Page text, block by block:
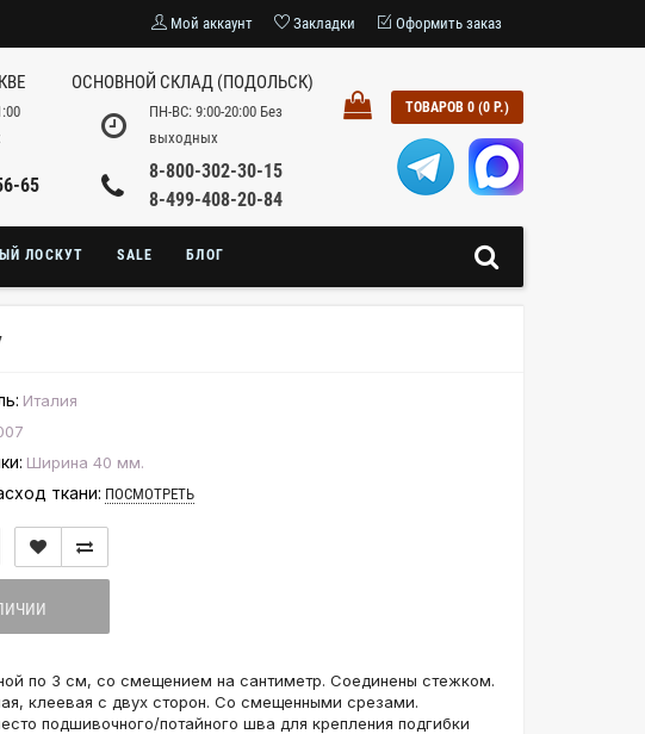
Мой аккаунт Закладки Оформить заказ
65
ОСНОВНОЙ СКЛАД (ПОДОЛЬСК)
ПН-ВС: 9:00-20:00 Без
выходных
8-800-302-30-15
8-499-408-20-84
ТОВАРОВ 0 (0 Р.)
ЛОСКУТ SALE БЛОГ
Италия
Ширина 40 мм.
ткани: ПОСМОТРЕТЬ
по 3 см, со смещением на сантиметр. Соединены стежком.
клеевая с двух сторон. Со смещенными срезами.
подшивочного/потайного шва для крепления подгибки